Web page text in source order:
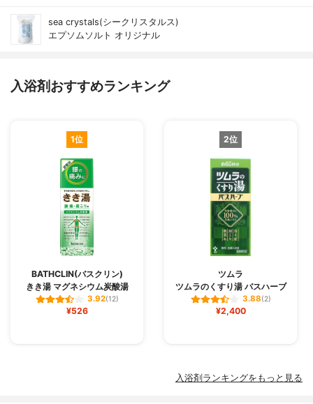
sea crystals(シークリスタルス)
エプソムソルト オリジナル
入浴剤おすすめランキング
1位
BATHCLIN(バスクリン)
きき湯 マグネシウム炭酸湯
3.92(12)
¥526
2位
ツムラ
ツムラのくすり湯 バスハーブ
3.88(2)
¥2,400
入浴剤ランキングをもっと見る